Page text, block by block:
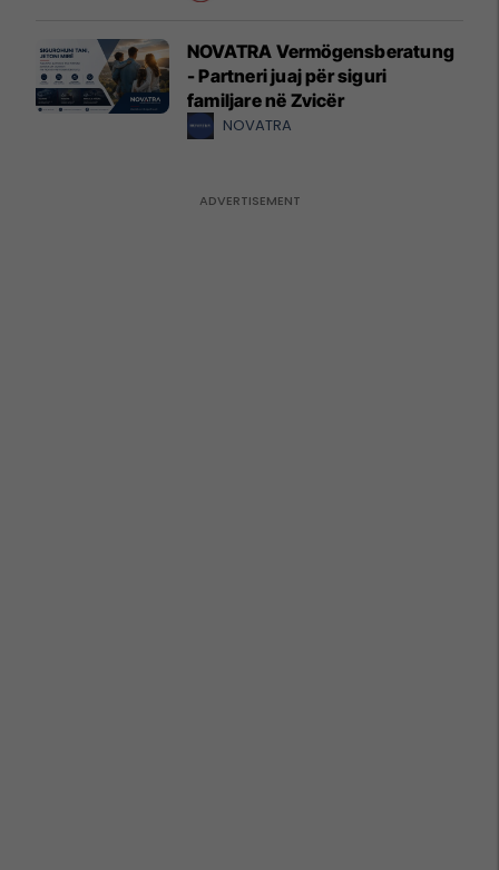
NOVATRA Vermögensberatung
- Partneri juaj për siguri
familjare në Zvicër
NOVATRA